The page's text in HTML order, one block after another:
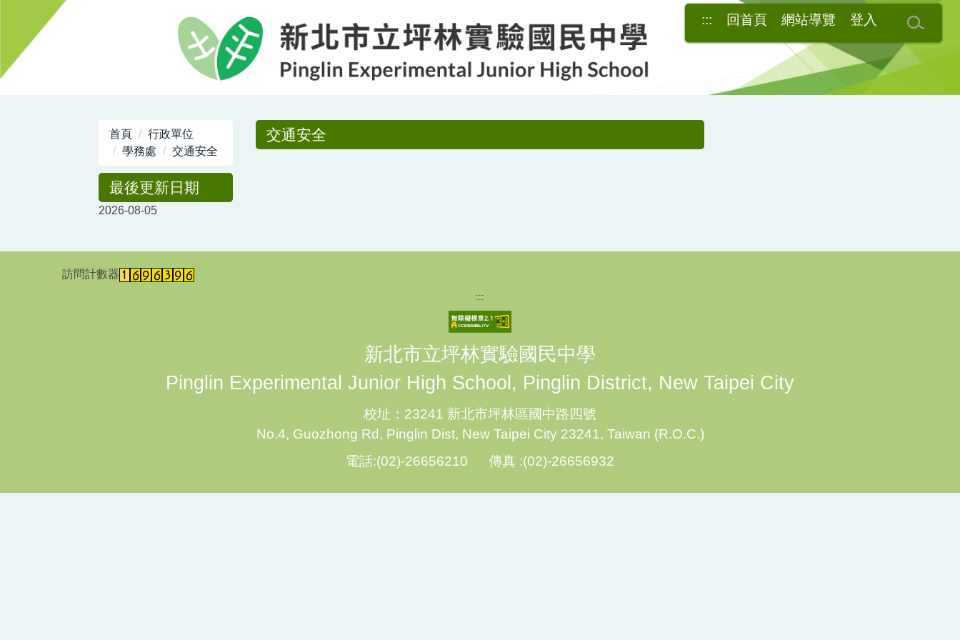
要
::: 回首頁 網站導覽 登入
首頁
行政單位
學務處
交通安全
最後更新日期
2026-08-05
交通安全
訪問計數器
:::
新北市立坪林實驗國民中學
Pinglin Experimental Junior High School, Pinglin District, New Taipei City
校址：23241 新北市坪林區國中路四號
No.4, Guozhong Rd, Pinglin Dist, New Taipei City 23241, Taiwan (R.O.C.)
電話:(02)-26656210 傳真 :(02)-26656932